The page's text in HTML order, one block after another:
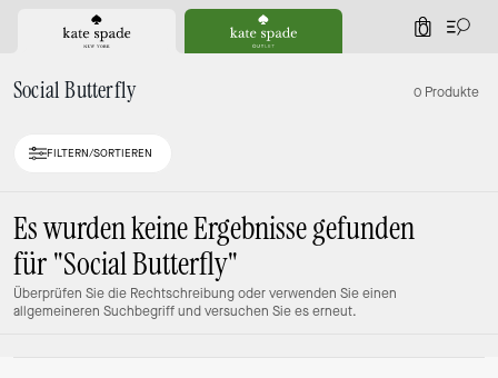
0
Social Butterfly 0 Produkte
FILTERN/SORTIEREN
Es wurden keine Ergebnisse gefunden
für "Social Butterfly"
Überprüfen Sie die Rechtschreibung oder verwenden Sie einen
allgemeineren Suchbegriff und versuchen Sie es erneut.